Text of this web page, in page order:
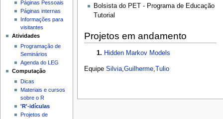
Bolsista do PET - Programa de Educação
Tutorial
Projetos em andamento
Hidden Markov Models
Equipe Silvia, Guilherme, Tulio
Páginas Pessoais
Páginas internas
Informações para
visitantes
Atividades
Programação de
Seminários
Agenda do LEG
Computação
Dicas
Materiais e cursos
sobre o R
'R'-idículas
Projetos de